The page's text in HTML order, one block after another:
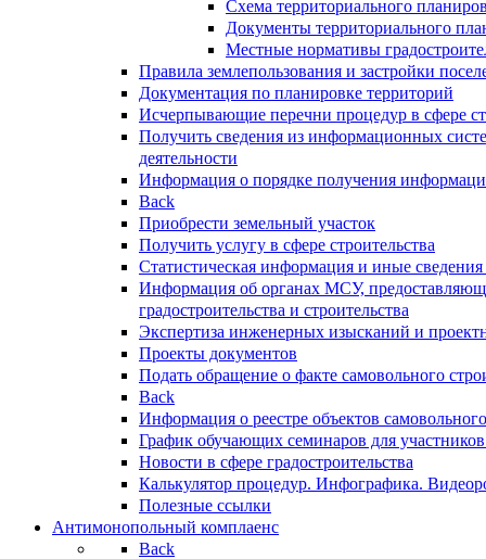
Схема территориального
Документы территориального
Местные нормативы
Правила землепользования и застройки
Документация по планировке территорий
Исчерпывающие перечни процедур в сфере
Получить сведения из информационных
деятельности
Информация о порядке получения
Back
Приобрести земельный участок
Получить услугу в сфере строительства
Статистическая информация и иные сведения
Информация об органах МСУ,
градостроительства и строительства
Экспертиза инженерных изысканий и
Проекты документов
Подать обращение о факте самовольного
Back
Информация о реестре объектов
График обучающих семинаров для участников
Новости в сфере градостроительства
Калькулятор процедур. Инфографика.
Полезные ссылки
Антимонопольный комплаенс
Back